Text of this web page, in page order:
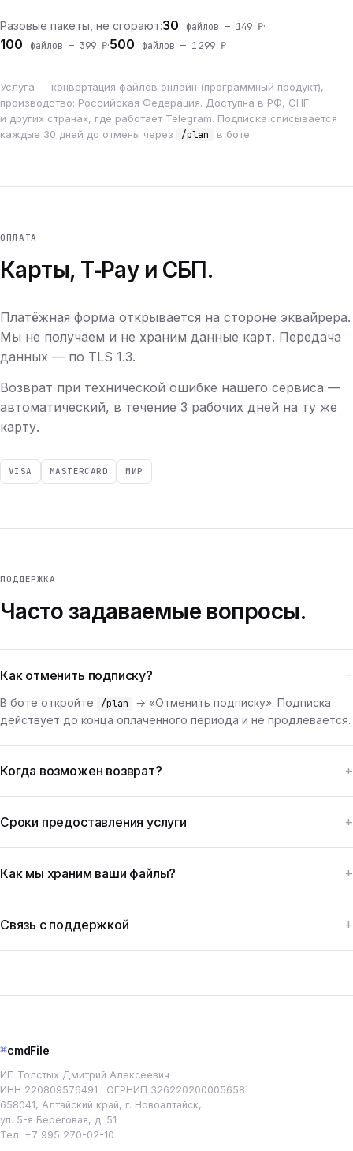
Разовые пакеты, не сгорают:30 файлов — 149 ₽·
100 файлов — 399 ₽·500 файлов — 1 299 ₽
Услуга — конвертация файлов онлайн (программный продукт),
производство: Российская Федерация. Доступна в РФ, СНГ
и других странах, где работает Telegram. Подписка списывается
каждые 30 дней до отмены через
/plan в боте.
ОПЛАТА
Карты, T‑Pay и СБП.
Платёжная форма открывается на стороне эквайрера.
Мы не получаем и не храним данные карт. Передача
данных — по TLS 1.3.
Возврат при технической ошибке нашего сервиса —
автоматический, в течение 3 рабочих дней на ту же
карту.
VISA MASTERCARD МИР
ПОДДЕРЖКА
Часто задаваемые вопросы.
Как отменить подписку?
В боте откройте /plan
→ «Отменить подписку». Подписка
действует до конца оплаченного периода и не продлевается.
Когда возможен возврат?
Сроки предоставления услуги
Как мы храним ваши файлы?
Связь с поддержкой
⌘cmdFile
ИП Толстых Дмитрий Алексеевич
ИНН 220809576491 · ОГРНИП 326220200005658
658041, Алтайский край, г. Новоалтайск,
ул. 5-я Береговая, д. 51
Тел. +7 995 270-02-10